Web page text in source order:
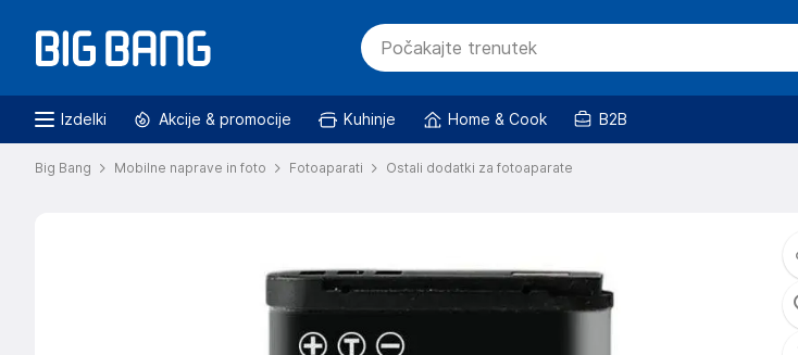
Izdelki Akcije & promocije Kuhinje Home & Cook B2B
Big Bang Mobilne naprave in foto Fotoaparati Ostali dodatki za fotoaparate